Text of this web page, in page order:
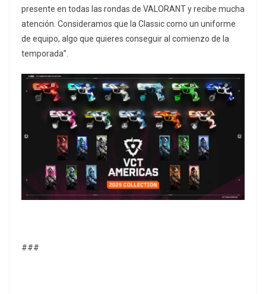
presente en todas las rondas de VALORANT y recibe mucha
atención. Consideramos que la Classic como un uniforme
de equipo, algo que quieres conseguir al comienzo de la
temporada”.
###